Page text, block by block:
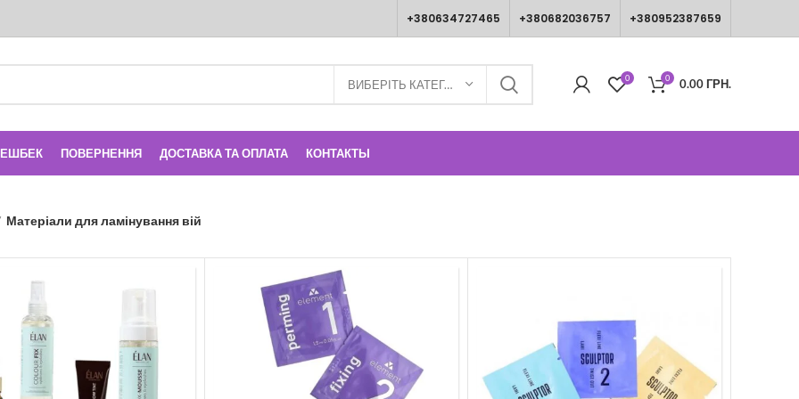
+380634727465 +380682036757 +380952387659
ВИБЕРІТЬ КАТЕГОРІЮ 0 0 0.00ГРН.
ПОВЕРНЕННЯ ДОСТАВКА ТА ОПЛАТА КОНТАКТЫ
Матеріали для ламінування вій